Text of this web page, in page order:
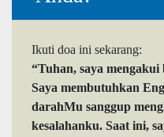
Ikuti doa ini sekarang:
“Tuhan, saya mengakui
Saya membutuhkan
darahMu sanggup
kesalahanku. Saat ini,